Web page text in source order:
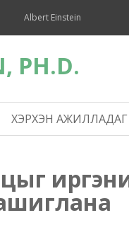
Albert Einstein
PH.D.
ХЭРХЭН АЖИЛЛАДАГ